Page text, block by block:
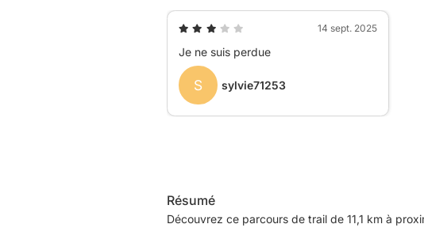
14 sept. 2025
Je ne suis perdue
S sylvie71253
Résumé
Découvrez ce parcours de trail de 11,1 km à